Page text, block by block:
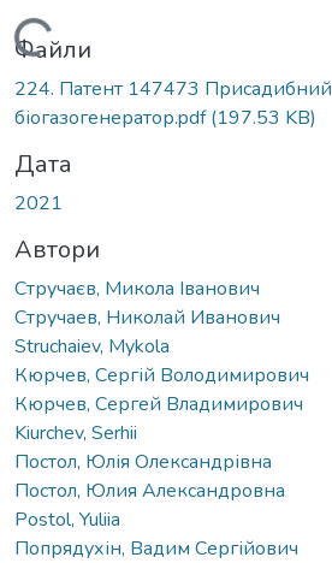
Вантажиться...
Файли
224. Патент 147473 Присадибний
біогазогенератор.pdf(197.53 KB)
Дата
2021
Автори
Стручаєв, Микола Іванович
Стручаев, Николай Иванович
Struchaiev, Mykola
Кюрчев, Сергій Володимирович
Кюрчев, Сергей Владимирович
Kiurchev, Serhii
Постол, Юлія Олександрівна
Постол, Юлия Александровна
Postol, Yuliia
Попрядухін, Вадим Сергійович